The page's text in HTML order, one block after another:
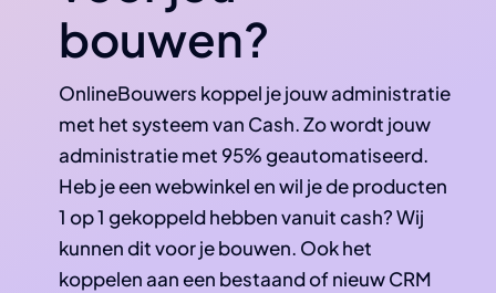
bouwen?
OnlineBouwers koppel je jouw administratie
met het systeem van Cash. Zo wordt jouw
administratie met 95% geautomatiseerd.
Heb je een webwinkel en wil je de producten
1 op 1 gekoppeld hebben vanuit cash? Wij
kunnen dit voor je bouwen. Ook het
koppelen aan een bestaand of nieuw CRM